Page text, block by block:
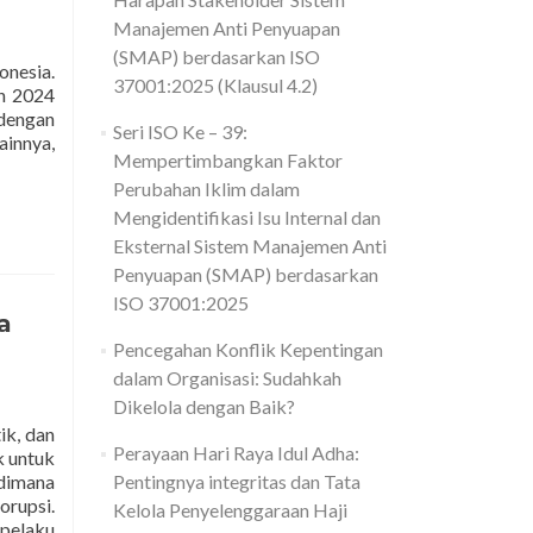
2024
dan
untuk
Manajemen Anti Penyuapan
(SMAP) berdasarkan ISO
37001:2025 (Klausul 4.2)
Seri ISO Ke – 39:
Mempertimbangkan Faktor
Perubahan Iklim dalam
Mengidentifikasi Isu Internal dan
Eksternal Sistem Manajemen Anti
Penyuapan (SMAP) berdasarkan
ISO 37001:2025
Pencegahan Konflik Kepentingan
dalam Organisasi: Sudahkah
Dikelola dengan Baik?
Perayaan Hari Raya Idul Adha:
Pentingnya integritas dan Tata
Kelola Penyelenggaraan Haji